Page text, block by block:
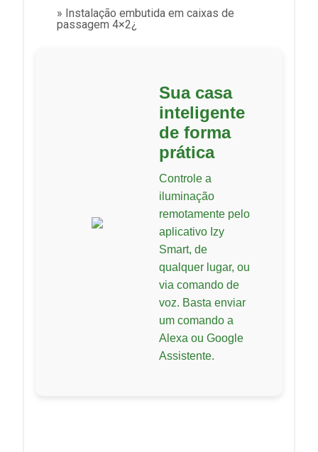
» Instalação embutida em caixas de
passagem 4×2¿
Sua casa
inteligente
de forma
prática
Controle a
iluminação
remotamente pelo
aplicativo Izy
Smart, de
qualquer lugar, ou
via comando de
voz. Basta enviar
um comando a
Alexa ou Google
Assistente.